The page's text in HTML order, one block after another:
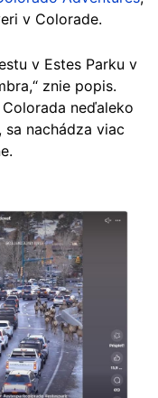
v Colorade.
v Estes Parku v
znie popis.
neďaleko
nachádza viac